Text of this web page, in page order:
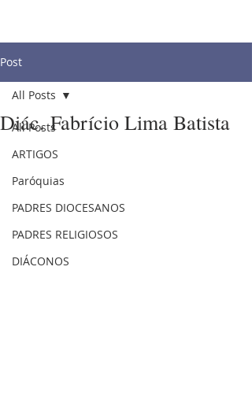
Post
All Posts
ARTIGOS
Paróquias
PADRES DIOCESANOS
PADRES RELIGIOSOS
DIÁCONOS
All Posts
Diác. Fabrício Lima Batista